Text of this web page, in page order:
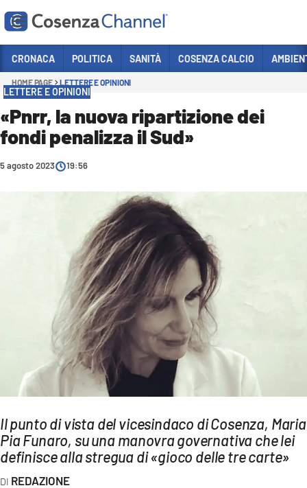
Sezioni
POLITICA
AMBIENTE
Streaming
LAC TV
LAC NETWORK
LAC ONAIR
LaC
CRONACA POLITICA SANITÀ COSENZA CALCIO
HOME PAGE LETTERE E OPINIONI
LETTERE E OPINIONI
«Pnrr, la nuova ripartizione dei
fondi penalizza il Sud»
5 agosto 2023 19:56
Il punto di vista del vicesindaco di Cosenza, Maria
Pia Funaro, su una manovra governativa che lei
definisce alla stregua di «gioco delle tre carte»
REDAZIONE